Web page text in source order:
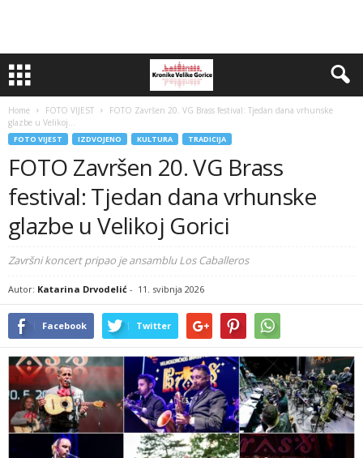
Home FOTO VIJEST
FOTO Završen 20. VG Brass festival: Tjedan dana vrhunske
glazbe u Velikoj...
FOTO VIJEST IZDVOJENO KULTURA TRADICIJA
FOTO Završen 20. VG Brass
festival: Tjedan dana vrhunske
glazbe u Velikoj Gorici
Završni koncert pripao je ansamblu Los Caballeros
Autor: Katarina Drvodelić - 11. svibnja 2026
Facebook Twitter